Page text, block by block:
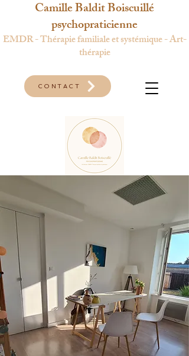
CONTACT
Camille Baldit Boiscuillé
psychopraticienne
EMDR - Thérapie familiale et systémique - Art-
thérapie